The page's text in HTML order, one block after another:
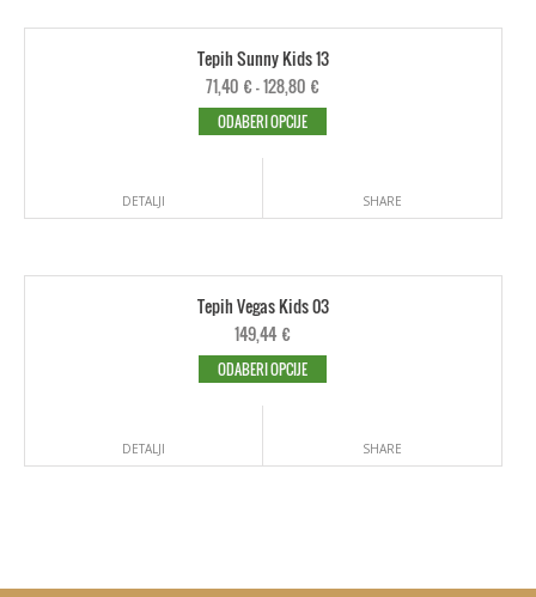
Tepih Sunny Kids 13
71,40 €–128,80 €
ODABERI OPCIJE
DETALJI SHARE
Tepih Vegas Kids 03
149,44 €
ODABERI OPCIJE
DETALJI SHARE